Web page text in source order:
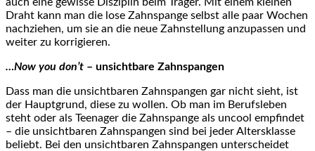
Draht kann man die lose Zahnspange selbst alle paar Wochen
nachziehen, um sie an die neue Zahnstellung anzupassen und
weiter zu korrigieren.
…Now you don’t – unsichtbare Zahnspangen
Dass man die unsichtbaren Zahnspangen gar nicht sieht, ist
der Hauptgrund, diese zu wollen. Ob man im Berufsleben
steht oder als Teenager die Zahnspange als uncool empfindet
– die unsichtbaren Zahnspangen sind bei jeder Altersklasse
beliebt. Bei den unsichtbaren Zahnspangen unterscheidet